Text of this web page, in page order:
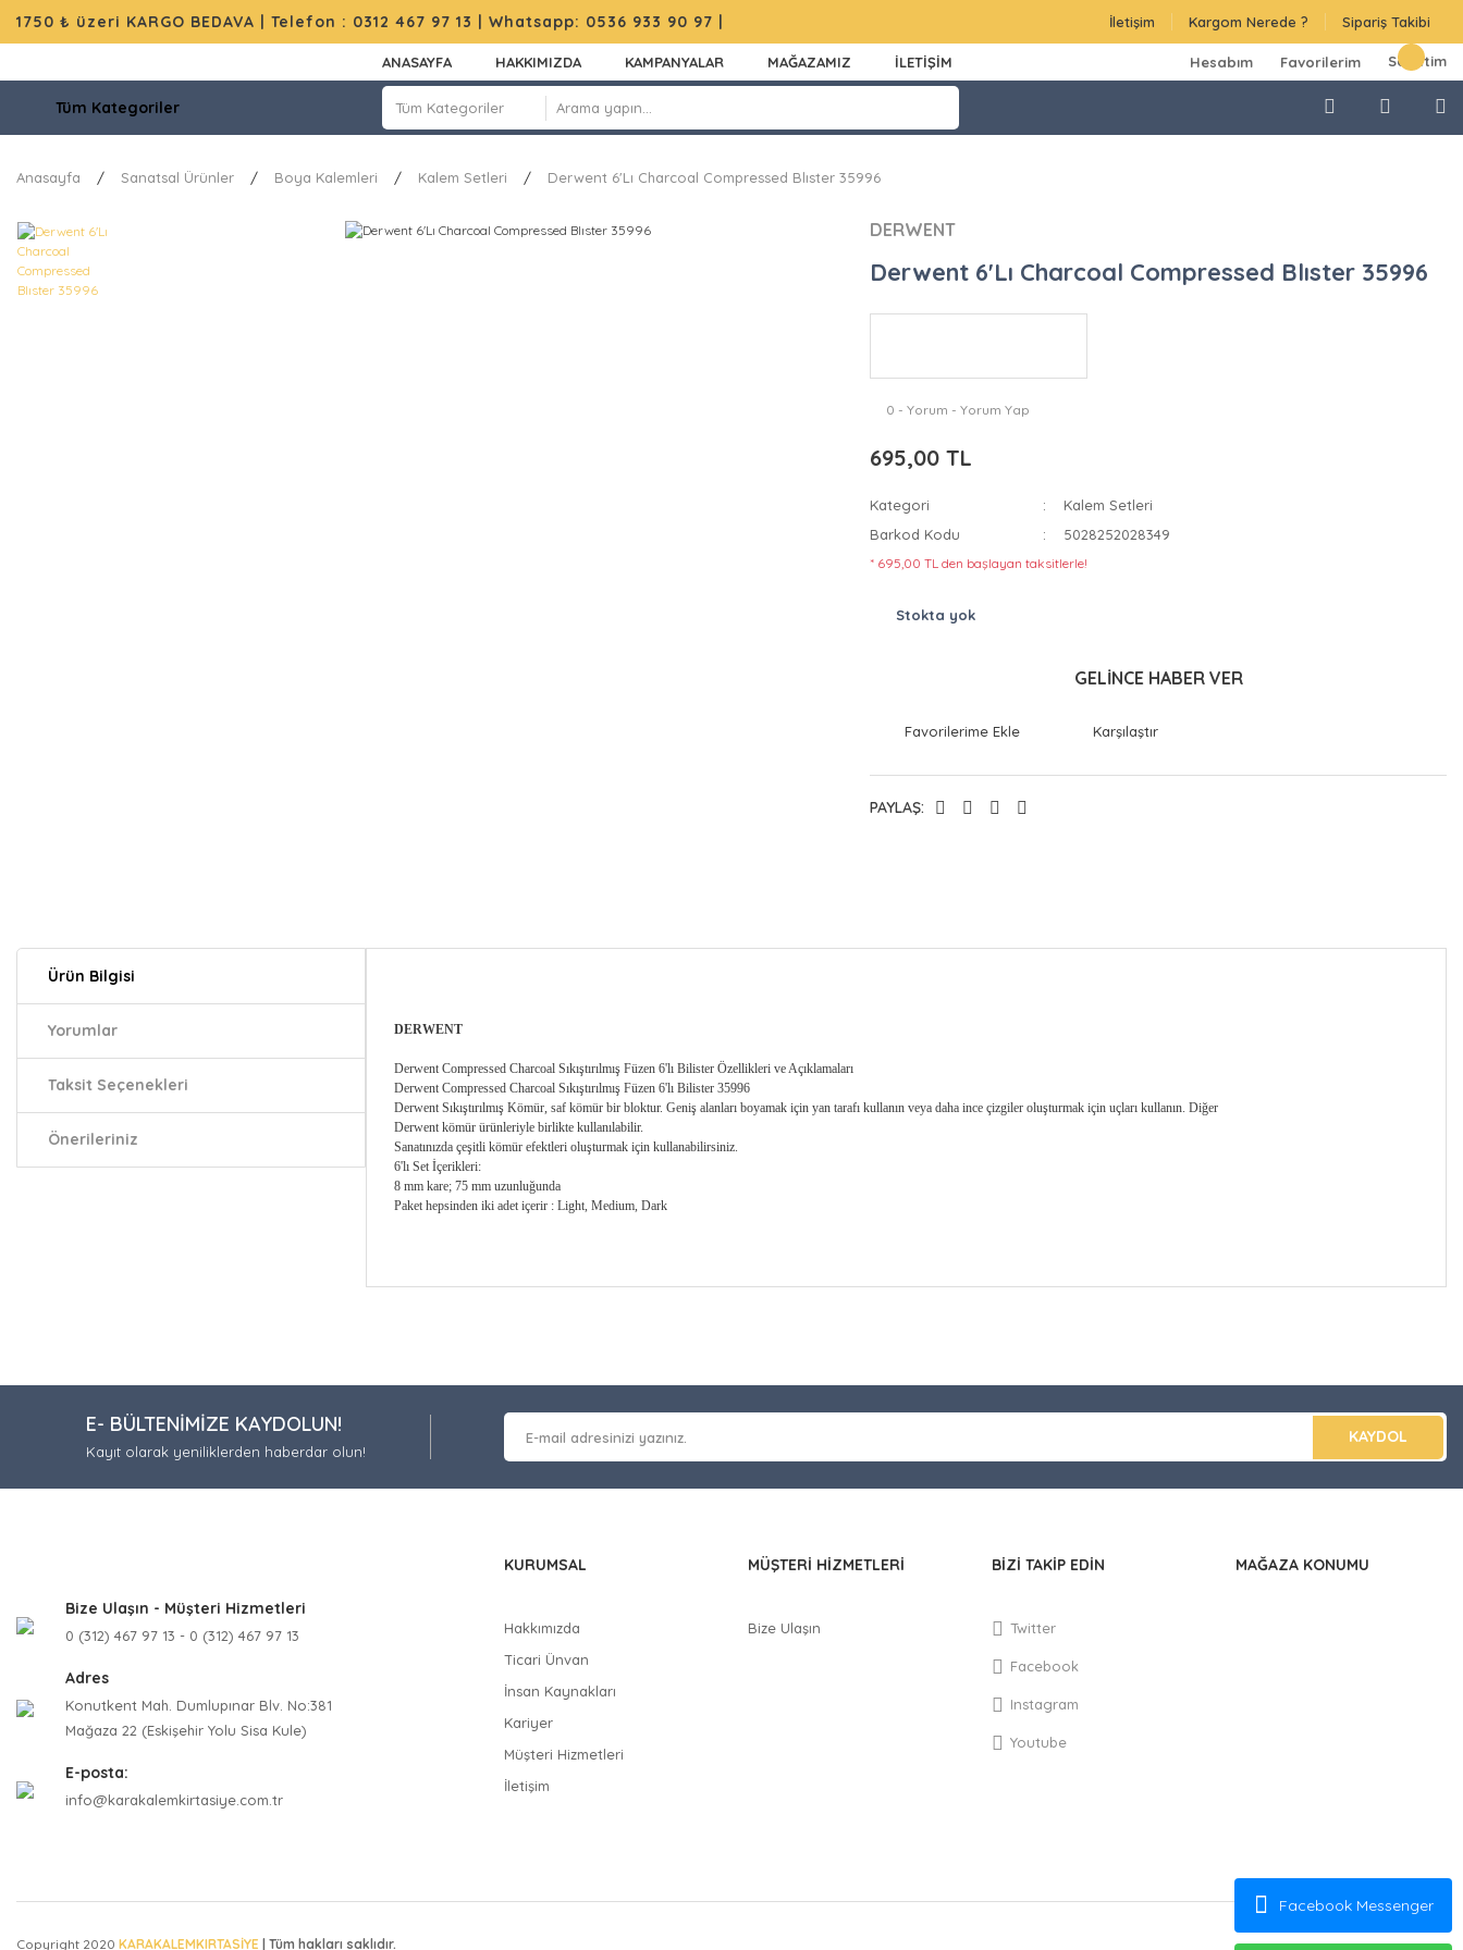
Facebook Messenger
1750 ₺ üzeri KARGO BEDAVA | Telefon : 0312 467 97 13 | Whatsapp: 0536 933 90 97 | İletişim Kargom Nerede ? Sipariş Takibi
ANASAYFA HAKKIMIZDA KAMPANYALAR MAĞAZAMIZ İLETİŞİM Hesabım Favorilerim Sepetim
Tüm Kategoriler
Anasayfa Sanatsal Ürünler Boya Kalemleri Kalem Setleri Derwent 6'Lı Charcoal Compressed Blıster 35996
DERWENT
Derwent 6'Lı Charcoal Compressed Blıster 35996
0 - Yorum - Yorum Yap
695,00 TL
Kategori
Kalem Setleri
Barkod Kodu
5028252028349
* 695,00 TL den başlayan taksitlerle!
Stokta yok
GELİNCE HABER VER
Karşılaştır
PAYLAŞ:
Ürün Bilgisi
Yorumlar
Taksit Seçenekleri
Önerileriniz
DERWENT
Derwent Compressed Charcoal Sıkıştırılmış Füzen 6'lı Bilister Özellikleri ve Açıklamaları
Derwent Compressed Charcoal Sıkıştırılmış Füzen 6'lı Bilister 35996
Derwent Sıkıştırılmış Kömür, saf kömür bir bloktur. Geniş alanları boyamak için yan tarafı kullanın veya daha ince çizgiler oluşturmak için uçları kullanın. Diğer
Derwent kömür ürünleriyle birlikte kullanılabilir.
Sanatınızda çeşitli kömür efektleri oluşturmak için kullanabilirsiniz.
​​6'lı Set İçerikleri:
8 mm kare; 75 mm uzunluğunda
Paket hepsinden iki adet içerir : Light, Medium, Dark
Ürün açıklamasında eksik bilgiler bulunuyor.
Ürün bilgilerinde hatalar bulunuyor.
Ürün fiyatı diğer sitelerden daha pahalı.
E- BÜLTENİMİZE KAYDOLUN!
Kayıt olarak yeniliklerden haberdar olun!
KAYDOL
Bize Ulaşın - Müşteri Hizmetleri
0 (312) 467 97 13 - 0 (312) 467 97 13
Adres
Konutkent Mah. Dumlupınar Blv. No:381
Mağaza 22 (Eskişehir Yolu Sisa Kule)
E-posta:
info@karakalemkirtasiye.com.tr
KURUMSAL
Hakkımızda
Ticari Ünvan
İnsan Kaynakları
Kariyer
Müşteri Hizmetleri
İletişim
MÜŞTERİ HİZMETLERİ
Bize Ulaşın
BİZİ TAKİP EDİN
Twitter
Facebook
Instagram
Youtube
MAĞAZA KONUMU
Copyright 2020 KARAKALEMKIRTASİYE | Tüm hakları saklıdır.